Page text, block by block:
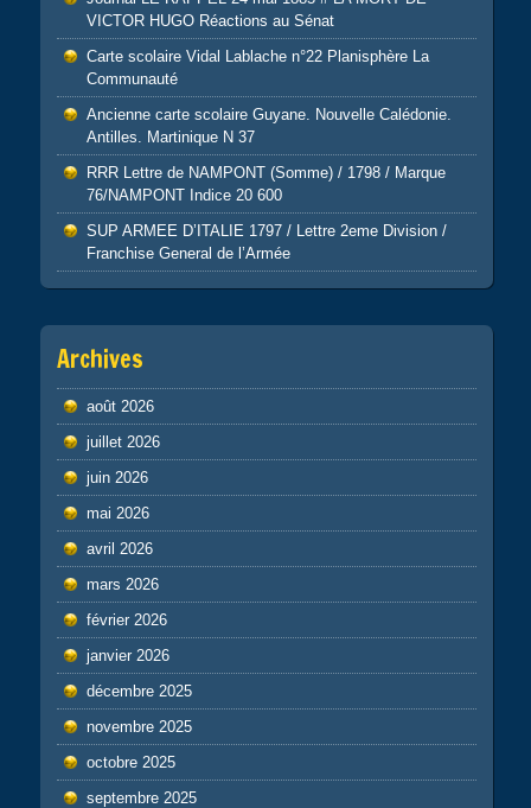
VICTOR HUGO Réactions au Sénat
Carte scolaire Vidal Lablache n°22 Planisphère La
Communauté
Ancienne carte scolaire Guyane. Nouvelle Calédonie.
Antilles. Martinique N 37
RRR Lettre de NAMPONT (Somme) / 1798 / Marque
76/NAMPONT Indice 20 600
SUP ARMEE D’ITALIE 1797 / Lettre 2eme Division /
Franchise General de l’Armée
Archives
août 2026
juillet 2026
juin 2026
mai 2026
avril 2026
mars 2026
février 2026
janvier 2026
décembre 2025
novembre 2025
octobre 2025
septembre 2025